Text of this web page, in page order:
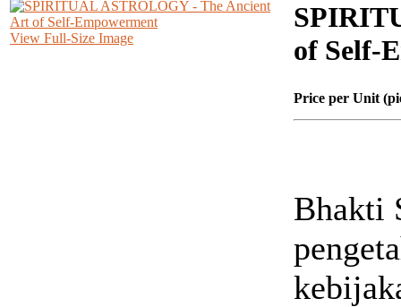
View Full-Size Image
of Self-
Price per Unit
Bhakti